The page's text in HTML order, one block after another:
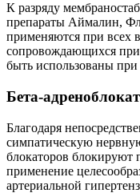
К разряду
препараты Аймалин,
применяются при всех
сопровождающихся
быть использованы
Бета-
Благодаря
симпатическую
блокаторов блокируют
применение
артериальной